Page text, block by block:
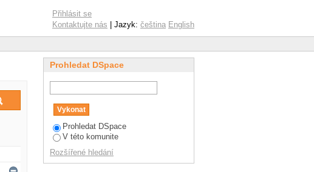
Přihlásit se
Kontaktujte nás | Jazyk: čeština English
Prohledat DSpace
Prohledat DSpace
V této komunite
Rozšířené hledání